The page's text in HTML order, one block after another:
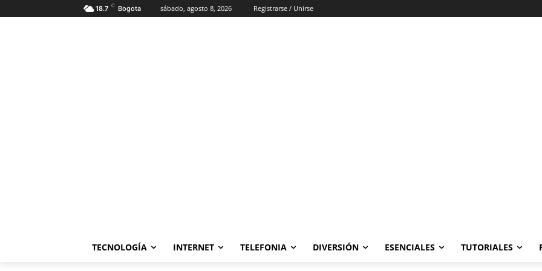
18.7 C Bogota sábado, agosto 8, 2026 Registrarse / Unirse
TECNOLOGÍA INTERNET TELEFONIA DIVERSIÓN ESENCIALES TUTORIALES